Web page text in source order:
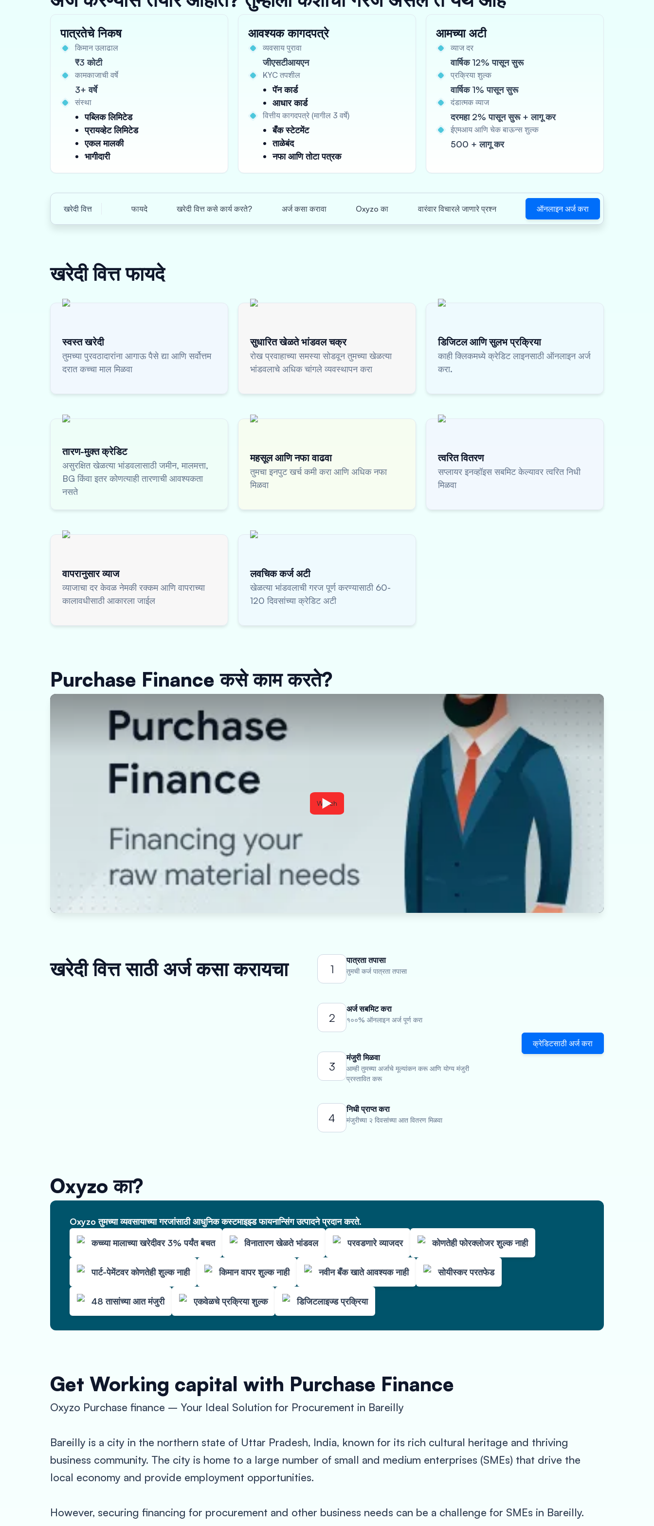
पात्रतेचे निकष
किमान उलाढाल
₹3 कोटी
कामकाजाची वर्षे
3+ वर्षे
संस्था
पब्लिक लिमिटेड
प्रायव्हेट लिमिटेड
एकल मालकी
भागीदारी
आवश्यक कागदपत्रे
व्यवसाय पुरावा
जीएसटीआयएन
KYC तपशील
पॅन कार्ड
आधार कार्ड
वित्तीय कागदपत्रे (मागील 3 वर्षे)
बँक स्टेटमेंट
ताळेबंद
नफा आणि तोटा पत्रक
आमच्या अटी
व्याज दर
वार्षिक 12% पासून सुरू
प्रक्रिया शुल्क
वार्षिक 1% पासून सुरू
दंडात्मक व्याज
दरमहा 2% पासून सुरू + लागू कर
ईएमआय आणि चेक बाऊन्स शुल्क
500 + लागू कर
खरेदी वित्त फायदे खरेदी वित्त कसे कार्य करते? अर्ज कसा करावा Oxyzo का वारंवार विचारले जाणारे प्रश्न ऑनलाइन अर्ज करा
खरेदी वित्तफायदे
स्वस्त खरेदी
तुमच्या पुरवठादारांना आगाऊ पैसे द्या आणि सर्वोत्तम
दरात कच्चा माल मिळवा
सुधारित खेळते भांडवल चक्र
रोख प्रवाहाच्या समस्या सोडवून तुमच्या खेळत्या
भांडवलाचे अधिक चांगले व्यवस्थापन करा
डिजिटल आणि सुलभ प्रक्रिया
काही क्लिकमध्ये क्रेडिट लाइनसाठी ऑनलाइन अर्ज
करा.
तारण-मुक्त क्रेडिट
असुरक्षित खेळत्या भांडवलासाठी जमीन, मालमत्ता,
BG किंवा इतर कोणत्याही तारणाची आवश्यकता
नसते
महसूल आणि नफा वाढवा
तुमचा इनपुट खर्च कमी करा आणि अधिक नफा
मिळवा
त्वरित वितरण
सप्लायर इनव्हॉइस सबमिट केल्यावर त्वरित निधी
मिळवा
वापरानुसार व्याज
व्याजाचा दर केवळ नेमकी रक्कम आणि वापराच्या
कालावधीसाठी आकारला जाईल
लवचिक कर्ज अटी
खेळत्या भांडवलाची गरज पूर्ण करण्यासाठी 60-
120 दिवसांच्या क्रेडिट अटी
Purchase Finance कसे काम करते?
Watch
खरेदी वित्त साठी अर्ज कसा करायचा 1
पात्रता तपासा
तुमची कर्ज पात्रता तपासा
2
अर्ज सबमिट करा
१००% ऑनलाइन अर्ज पूर्ण करा
3
मंजुरी मिळवा
आम्ही तुमच्या अर्जाचे मूल्यांकन करू आणि योग्य मंजुरी
प्रस्तावित करू
4
निधी प्राप्त करा
मंजुरीच्या २ दिवसांच्या आत वितरण मिळवा
क्रेडिटसाठी अर्ज करा
Oxyzo का?
Oxyzo तुमच्या व्यवसायाच्या गरजांसाठी आधुनिक कस्टमाइझ्ड फायनान्सिंग उत्पादने प्रदान करते.
कच्च्या मालाच्या खरेदीवर 3% पर्यंत बचत
विनातारण खेळते भांडवल परवडणारे व्याजदर कोणतेही फोरक्लोजर शुल्क नाही
पार्ट-पेमेंटवर कोणतेही शुल्क नाही किमान वापर शुल्क नाही नवीन बँक खाते आवश्यक नाही सोयीस्कर परतफेड
48 तासांच्या आत मंजुरी एकवेळचे प्रक्रिया शुल्क डिजिटलाइज्ड प्रक्रिया
Get Working capital with Purchase Finance
Oxyzo Purchase finance – Your Ideal Solution for Procurement in Bareilly
Bareilly is a city in the northern state of Uttar Pradesh, India, known for its rich cultural heritage and thriving
business community. The city is home to a large number of small and medium enterprises (SMEs) that drive the
local economy and provide employment opportunities.
However, securing financing for procurement and other business needs can be a challenge for SMEs in Bareilly.